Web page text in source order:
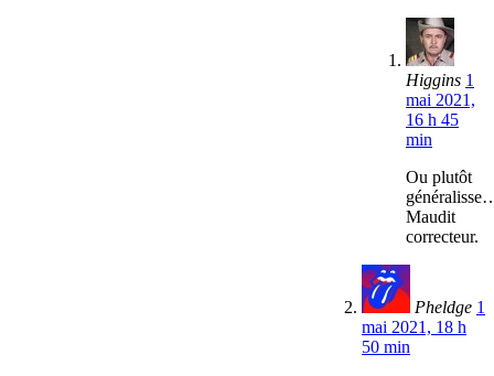
Higgins 1
mai 2021,
16 h 45
min
Ou plutôt
Maudit
correcteur.
Pheldge 1
mai 2021, 18 h
50 min